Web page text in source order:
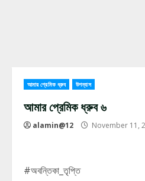
আমার প্রেমিক ধ্রুব উপন্যাস
আমার প্রেমিক ধ্রুব ৬
alamin@12 November 11,
#অবন্তিকা_তৃপ্তি